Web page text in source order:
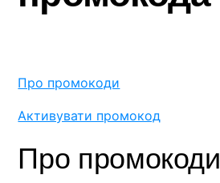
Пошук програм у Setapp
Активувація промокода
Про промокоди
Активувати промокод
Про промокоди